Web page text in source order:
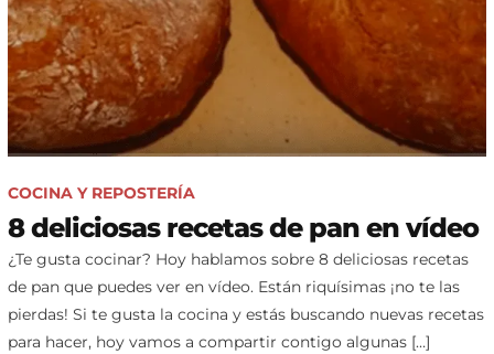
COCINA Y REPOSTERÍA
8 deliciosas recetas de pan en vídeo
¿Te gusta cocinar? Hoy hablamos sobre 8 deliciosas recetas
de pan que puedes ver en vídeo. Están riquísimas ¡no te las
pierdas! Si te gusta la cocina y estás buscando nuevas recetas
para hacer, hoy vamos a compartir contigo algunas […]